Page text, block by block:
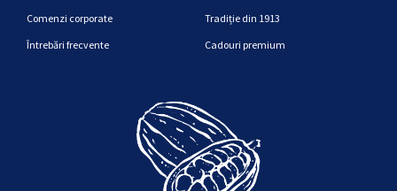
Comenzi corporate
Întrebări frecvente
Tradiție din 1913
Cadouri premium